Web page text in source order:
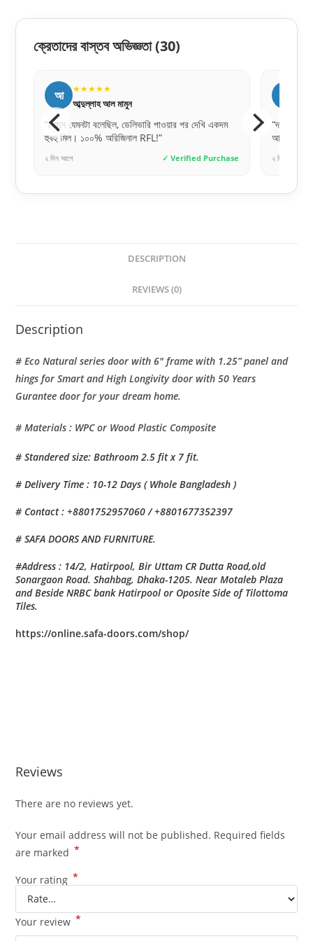
ক্রেতাদের বাস্তব অভিজ্ঞতা(30)
আ ★★★★★
আব্দুল্লাহ আল মামুন
“ফোনে যেমনটা বলেছিল, ডেলিভারি পাওয়ার পর দেখি একদম
হুবহু মিল। ১০০% অরিজিনাল RFL!”
২ দিন আগে ✓ Verified Purchase
“দরজাটা
আরআরএফএল
২ দিন আগে
DESCRIPTION
REVIEWS (0)
Description
# Eco Natural series door with 6″ frame with 1.25” panel and
hings for Smart and High Longivity door with 50 Years
Gurantee door for your dream home.
# Materials : WPC or Wood Plastic Composite
# Standered size: Bathroom 2.5 fit x 7 fit.
# Delivery Time : 10-12 Days ( Whole Bangladesh )
# Contact : +8801752957060 / +8801677352397
# SAFA DOORS AND FURNITURE.
#Address : 14/2, Hatirpool, Bir Uttam CR Dutta Road,old
Sonargaon Road. Shahbag, Dhaka-1205. Near Motaleb Plaza
and Beside NRBC bank Hatirpool or Oposite Side of Tilottoma
Tiles.
https://online.safa-doors.com/shop/
Reviews
There are no reviews yet.
Your email address will not be published. Required fields
are marked *
Your rating *
Your review *